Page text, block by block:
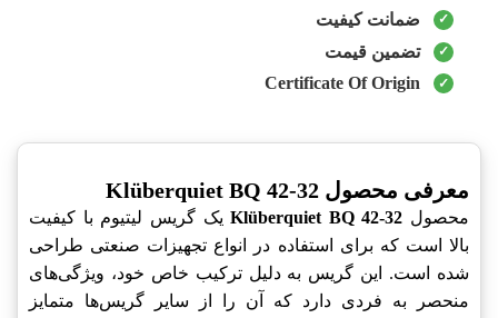
ضمانت کیفیت
تضمین قیمت
Certificate Of Origin
معرفی محصول Klüberquiet BQ 42-32
محصول Klüberquiet BQ 42-32یک گریس لیتیوم با کیفیت
بالا است که برای استفاده در انواع تجهیزات صنعتی طراحی
شده است. این گریس به دلیل ترکیب خاص خود، ویژگی‌های
منحصر به فردی دارد که آن را از سایر گریس‌ها متمایز